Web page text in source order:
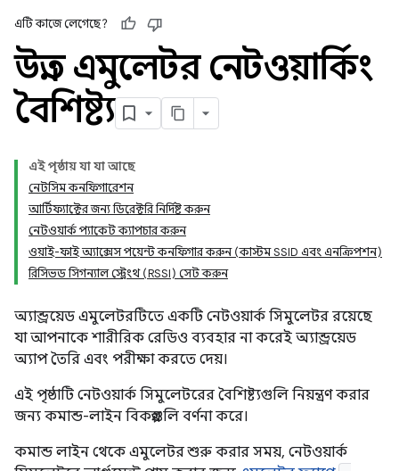
এটি কাজে লেগেছে?
উন্নত এমুলেটর নেটওয়ার্কিং
বৈশিষ্ট্য
এই পৃষ্ঠায় যা যা আছে
নেটসিম কনফিগারেশন
আর্টিফ্যাক্টের জন্য ডিরেক্টরি নির্দিষ্ট করুন
নেটওয়ার্ক প্যাকেট ক্যাপচার করুন
ওয়াই-ফাই অ্যাক্সেস পয়েন্ট কনফিগার করুন (কাস্টম SSID এবং এনক্রিপশন)
রিসিভড সিগন্যাল স্ট্রেংথ (RSSI) সেট করুন
অ্যান্ড্রয়েড এমুলেটরটিতে একটি নেটওয়ার্ক সিমুলেটর রয়েছে
যা আপনাকে শারীরিক রেডিও ব্যবহার না করেই অ্যান্ড্রয়েড
অ্যাপ তৈরি এবং পরীক্ষা করতে দেয়।
এই পৃষ্ঠাটি নেটওয়ার্ক সিমুলেটরের বৈশিষ্ট্যগুলি নিয়ন্ত্রণ করার
জন্য কমান্ড-লাইন বিকল্পগুলি বর্ণনা করে।
কমান্ড লাইন থেকে এমুলেটর শুরু করার সময়, নেটওয়ার্ক